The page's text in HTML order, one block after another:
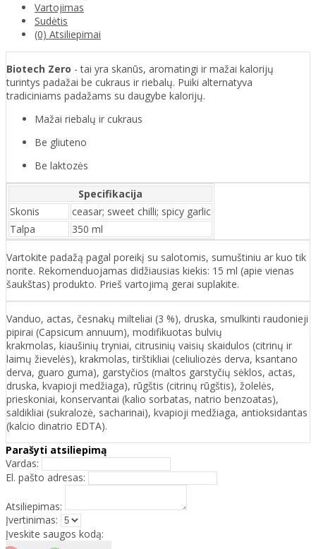
Vartojimas
Sudėtis
(0) Atsiliepimai
Biotech Zero - tai yra skanūs, aromatingi ir mažai kalorijų
turintys padažai be cukraus ir riebalų. Puiki alternatyva
tradiciniams padažams su daugybe kalorijų.
Mažai riebalų ir cukraus
Be gliuteno
Be laktozės
Specifikacija
Skonis
ceasar; sweet chilli; spicy garlic
Talpa
350 ml
Vartokite padažą pagal poreikį su salotomis, sumuštiniu ar kuo tik
norite. Rekomenduojamas didžiausias kiekis: 15 ml (apie vienas
šaukštas) produkto. Prieš vartojimą gerai suplakite.
Vanduo, actas, česnakų milteliai (3 %), druska, smulkinti raudonieji
pipirai (Capsicum annuum), modifikuotas bulvių
krakmolas, kiaušinių tryniai, citrusinių vaisių skaidulos (citrinų ir
laimų žievelės), krakmolas, tirštikliai (celiuliozės derva, ksantano
derva, guaro guma), garstyčios (maltos garstyčių sėklos, actas,
druska, kvapioji medžiaga), rūgštis (citrinų rūgštis), žolelės,
prieskoniai, konservantai (kalio sorbatas, natrio benzoatas),
saldikliai (sukralozė, sacharinai), kvapioji medžiaga, antioksidantas
(kalcio dinatrio EDTA).
Parašyti atsiliepimą
Vardas:
El. pašto adresas:
Atsiliepimas:
Įvertinimas:
Įveskite saugos kodą: